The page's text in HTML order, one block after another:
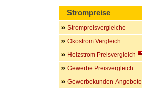
Strompreise
Strompreisvergleiche
Ökostrom Vergleich
Heizstrom Preisvergleich
Gewerbe Preisvergleich
Gewerbekunden-Angebote